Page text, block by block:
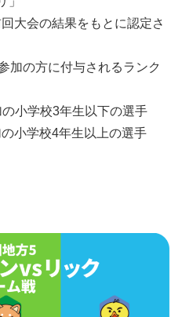
大会の結果をもとに認定さ
加の方に付与されるランク
小学校3年生以下の選手
小学校4年生以上の選手